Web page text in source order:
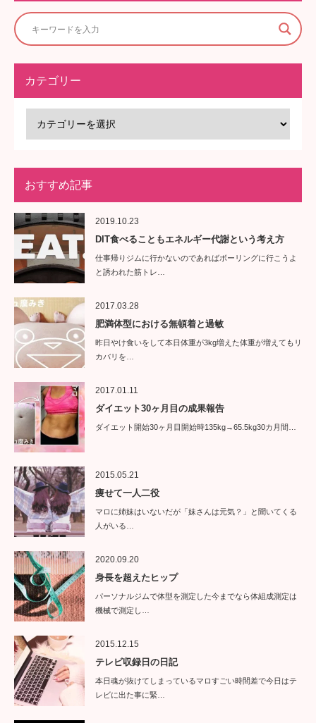
カテゴリー
おすすめ記事
2019.10.23
DIT食べることもエネルギー代謝という考え方
仕事帰りジムに行かないのであればボーリングに行こうよ
と誘われた筋トレ…
2017.03.28
肥満体型における無頓着と過敏
昨日やけ食いをして本日体重が3kg増えた体重が増えてもリ
カバリを…
2017.01.11
ダイエット30ヶ月目の成果報告
ダイエット開始30ヶ月目開始時135kg→65.5kg30カ月間…
2015.05.21
痩せて一人二役
マロに姉妹はいないだが「妹さんは元気？」と聞いてくる
人がいる…
2020.09.20
身長を超えたヒップ
パーソナルジムで体型を測定した今までなら体組成測定は
機械で測定し…
2015.12.15
テレビ収録日の日記
本日魂が抜けてしまっているマロすごい時間差で今日はテ
レビに出た事に緊…